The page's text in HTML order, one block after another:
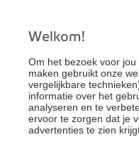
Welkom!
Om het bezoek voor
maken gebruikt onze
vergelijkbare
informatie over het
analyseren en te
ervoor te zorgen dat je
advertenties te zien
KantoorFloor -